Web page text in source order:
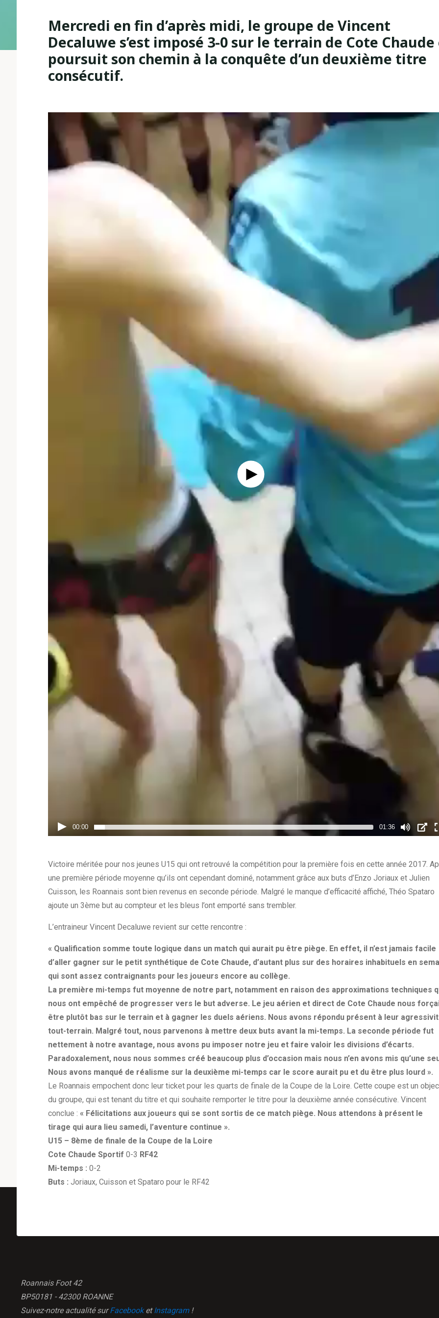
Mercredi en fin d’après midi, le groupe de Vincent
Decaluwe s’est imposé 3-0 sur le terrain de Cote
poursuit son chemin à la conquête d’un deuxième titre
consécutif.
00:00 01:36
Victoire méritée pour nos jeunes U15 qui ont retrouvé la compétition pour la première fois en cette année 2017.
une première période moyenne qu’ils ont cependant dominé, notamment grâce aux buts d’Enzo Joriaux et Julien
Cuisson, les Roannais sont bien revenus en seconde période. Malgré le manque d’efficacité affiché, Théo Spataro
ajoute un 3ème but au compteur et les bleus l’ont emporté sans trembler.
L’entraineur Vincent Decaluwe revient sur cette rencontre :
« Qualification somme toute logique dans un match qui aurait pu être piège. En effet, il n’est jamais facile
d’aller gagner sur le petit synthétique de Cote Chaude, d’autant plus sur des horaires inhabituels en
qui sont assez contraignants pour les joueurs encore au collège.
La première mi-temps fut moyenne de notre part, notamment en raison des approximations techniques
nous ont empêché de progresser vers le but adverse. Le jeu aérien et direct de Cote Chaude nous
être plutôt bas sur le terrain et à gagner les duels aériens. Nous avons répondu présent à leur
tout-terrain. Malgré tout, nous parvenons à mettre deux buts avant la mi-temps. La seconde période fut
nettement à notre avantage, nous avons pu imposer notre jeu et faire valoir les divisions d’écarts.
Paradoxalement, nous nous sommes créé beaucoup plus d’occasion mais nous n’en avons mis qu’une
Nous avons manqué de réalisme sur la deuxième mi-temps car le score aurait pu et du être plus lourd ».
Le Roannais empochent donc leur ticket pour les quarts de finale de la Coupe de la Loire. Cette coupe est un
du groupe, qui est tenant du titre et qui souhaite remporter le titre pour la deuxième année consécutive. Vincent
conclue : « Félicitations aux joueurs qui se sont sortis de ce match piège. Nous attendons à présent le
tirage qui aura lieu samedi, l’aventure continue ».
U15 – 8ème de finale de la Coupe de la Loire
Cote Chaude Sportif 0-3 RF42
Mi-temps : 0-2
Buts : Joriaux, Cuisson et Spataro pour le RF42
Roannais Foot 42
BP50181 - 42300 ROANNE
Suivez-notre actualité surFacebooketInstagram!